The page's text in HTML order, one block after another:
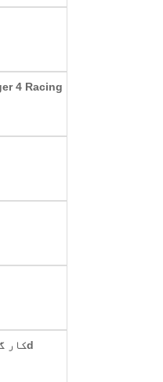
4 Racing
کار گیم سمیلیٹر: کار 3d